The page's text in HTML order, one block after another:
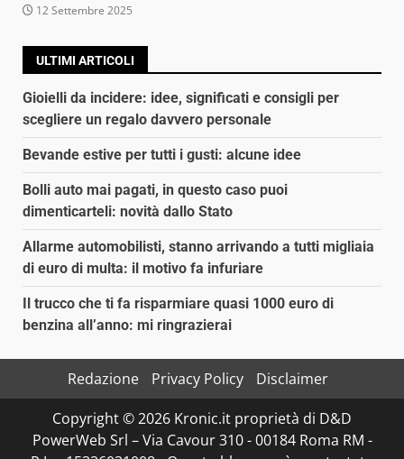
12 Settembre 2025
ULTIMI ARTICOLI
Gioielli da incidere: idee, significati e consigli per
scegliere un regalo davvero personale
Bevande estive per tutti i gusti: alcune idee
Bolli auto mai pagati, in questo caso puoi
dimenticarteli: novità dallo Stato
Allarme automobilisti, stanno arrivando a tutti migliaia
di euro di multa: il motivo fa infuriare
Il trucco che ti fa risparmiare quasi 1000 euro di
benzina all’anno: mi ringrazierai
Redazione Privacy Policy
Disclaimer
Copyright © 2026 Kronic.it proprietà di D&D
PowerWeb Srl – Via Cavour 310 - 00184 Roma RM -